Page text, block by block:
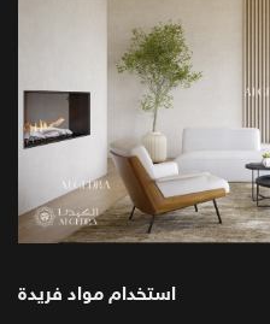
استخدام مواد فريدة